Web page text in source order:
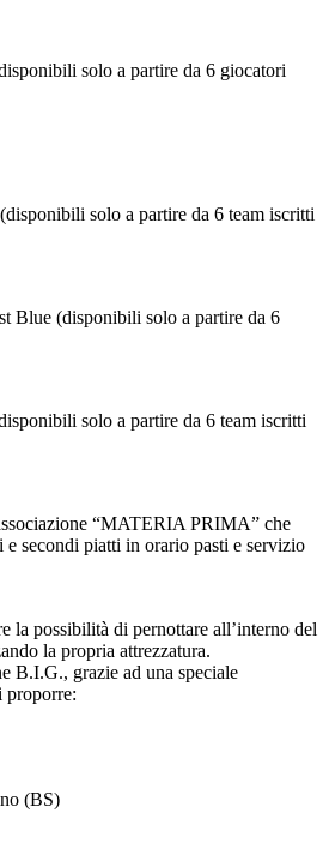
solo a partire da 6 giocatori
solo a partire da 6 team iscritti
Blue (disponibili solo a partire da 6
solo a partire da 6 team iscritti
“MATERIA PRIMA” che
secondi piatti in orario pasti e servizio
la possibilità di pernottare all’interno del
la propria attrezzatura.
B.I.G., grazie ad una speciale
proporre:
(BS)